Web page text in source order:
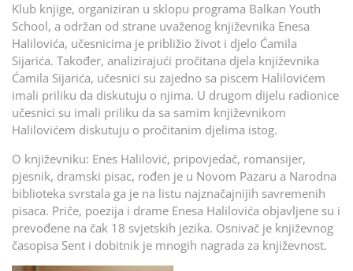
Klub knjige, organiziran u sklopu programa Balkan Youth
School, a održan od strane uvaženog književnika Enesa
Halilovića, učesnicima je približio život i djelo Ćamila
Sijarića. Također, analizirajući pročitana djela književnika
Ćamila Sijarića, učesnici su zajedno sa piscem Halilovićem
imali priliku da diskutuju o njima. U drugom dijelu radionice
učesnici su imali priliku da sa samim književnikom
Halilovićem diskutuju o pročitanim djelima istog.
O književniku: Enes Halilović, pripovjedač, romansijer,
pjesnik, dramski pisac, rođen je u Novom Pazaru a Narodna
biblioteka svrstala ga je na listu najznačajnijih savremenih
pisaca. Priče, poezija i drame Enesa Halilovića objavljene su i
prevođene na čak 18 svjetskih jezika. Osnivač je književnog
časopisa Sent i dobitnik je mnogih nagrada za književnost.